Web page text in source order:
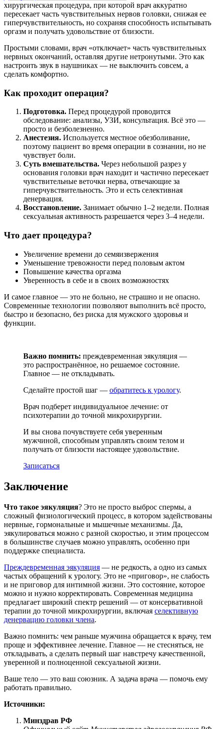
хирургическая процедура, при которой врач аккуратно
пересекает часть чувствительных нервов головки, снижая ее
гиперчувствительность, но сохраняя способность испытывать
оргазм и получать удовольствие от близости.
Простыми словами, врач «отключает» часть чувствительных
нервных окончаний, оставляя другие нетронутыми. Это как
настроить звук в наушниках — не выключить совсем, а
сделать комфортно.
Как проходит операция?
Подготовка. Перед процедурой проводится
обследование: анализы, УЗИ, консультация. Всё это —
просто и безболезненно.
Анестезия. Используется местное обезболивание,
поэтому пациент во время операции в сознании, но не
чувствует боли.
Суть вмешательства. Через небольшой разрез у
основания головки врач находит и частично пересекает
чувствительные веточки нерва, отвечающие за
гиперчувствительность. Это и есть селективная
денервация.
Восстановление. Занимает обычно 1–2 недели. Полная
сексуальная активность разрешается через 3–4 недели.
Что дает процедура?
Увеличение времени до семяизвержения
Уменьшение тревожности перед половым актом
Повышение качества оргазма
Уверенность в себе и в своих возможностях
И самое главное — это не больно, не страшно и не опасно.
Современные технологии позволяют выполнить всё просто,
быстро и безопасно, без риска для мужского здоровья и
функции.
Важно помнить: преждевременная эякуляция —
это распространённое, но решаемое состояние.
Главное — не откладывать.
Сделайте простой шаг — обратитесь к урологу.
Врач подберет индивидуальное лечение: от
психотерапии до точной микрохирургии.
И вы снова почувствуете себя уверенным
мужчиной, способным управлять своим телом и
получать от близости настоящее удовольствие.
Записаться
Заключение
Что такое эякуляция? Это не просто выброс спермы, а
сложный физиологический процесс, в котором задействованы
нервные, гормональные и мышечные механизмы. Да,
эякулироваться можно с разной скоростью, и этим процессом
в большинстве случаев можно управлять, особенно при
поддержке специалиста.
Преждевременная эякуляция — не редкость, а одно из самых
частых обращений к урологу. Это не «приговор», не слабость
и не приговор для интимной жизни. Это состояние, которое
можно и нужно корректировать. Современная медицина
предлагает широкий спектр решений — от консервативной
терапии до точной микрохирургии, включая селективную
денервацию головки члена.
Важно помнить: чем раньше мужчина обращается к врачу, тем
проще и эффективнее лечение. Главное — не стесняться, не
откладывать, а сделать первый шаг навстречу качественной,
уверенной и полноценной сексуальной жизни.
Ваше тело — это ваш союзник. А задача врача — помочь ему
работать правильно.
Источники:
Минздрав РФ